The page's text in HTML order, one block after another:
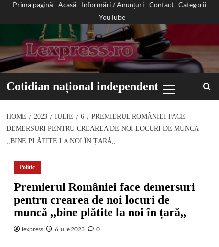
Prima pagină Acasă Informări / Anunțuri Contact
Categorii
YouTube
Cotidian național independent
Menu
HOME 2023 IULIE 6
PREMIERUL ROMÂNIEI FACE
DEMERSURI PENTRU CREAREA DE NOI LOCURI DE MUNCĂ
,,BINE PLĂTITE LA NOI ÎN ȚARĂ,,
Politic
Premierul României face demersuri
pentru crearea de noi locuri de
muncă ,,bine plătite la noi în țară,,
lexpress 6 iulie 2023 0